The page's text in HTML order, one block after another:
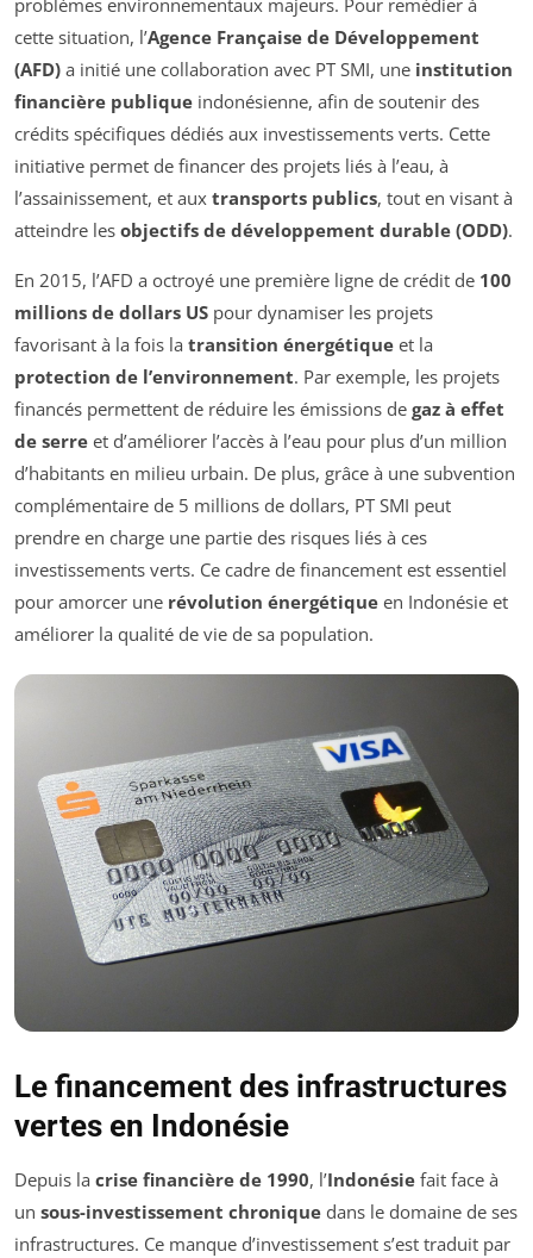
problèmes environnementaux majeurs. Pour remédier à
cette situation, l’Agence Française de Développement
(AFD) a initié une collaboration avec PT SMI, une institution
financière publique indonésienne, afin de soutenir des
crédits spécifiques dédiés aux investissements verts. Cette
initiative permet de financer des projets liés à l’eau, à
l’assainissement, et aux transports publics, tout en visant à
atteindre les objectifs de développement durable (ODD).
En 2015, l’AFD a octroyé une première ligne de crédit de 100
millions de dollars US pour dynamiser les projets
favorisant à la fois la transition énergétique et la
protection de l’environnement. Par exemple, les projets
financés permettent de réduire les émissions de gaz à effet
de serre et d’améliorer l’accès à l’eau pour plus d’un million
d’habitants en milieu urbain. De plus, grâce à une subvention
complémentaire de 5 millions de dollars, PT SMI peut
prendre en charge une partie des risques liés à ces
investissements verts. Ce cadre de financement est essentiel
pour amorcer une révolution énergétique en Indonésie et
améliorer la qualité de vie de sa population.
Le financement des infrastructures
vertes en Indonésie
Depuis la crise financière de 1990, l’Indonésie fait face à
un sous-investissement chronique dans le domaine de ses
infrastructures. Ce manque d’investissement s’est traduit par